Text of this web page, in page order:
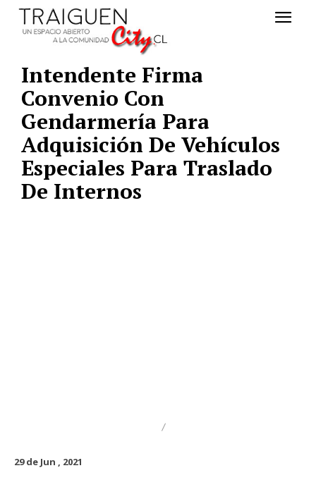
Intendente Firma
Convenio Con
Gendarmería Para
Adquisición De Vehículos
Especiales Para Traslado
De Internos
29 de Jun , 2021